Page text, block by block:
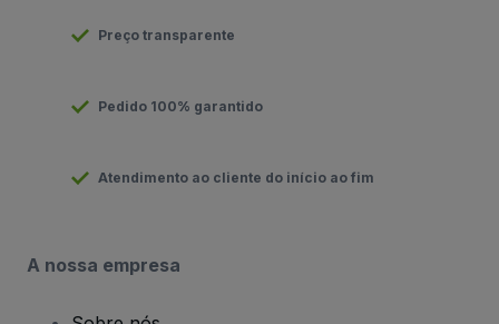
Preço transparente
Pedido 100% garantido
Atendimento ao cliente do início ao fim
A nossa empresa